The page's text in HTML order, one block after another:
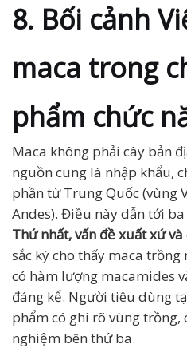
8. Bối cảnh
maca trong
phẩm chức
Maca không phải cây bản
nguồn cung là nhập khẩu,
phần từ Trung Quốc (vùng
Andes). Điều này dẫn tới
Thứ nhất, vấn đề xuất xứ
sắc ký cho thấy maca trồng
có hàm lượng macamides
đáng kể. Người tiêu dùng
phẩm có ghi rõ vùng trồng,
nghiệm bên thứ ba.